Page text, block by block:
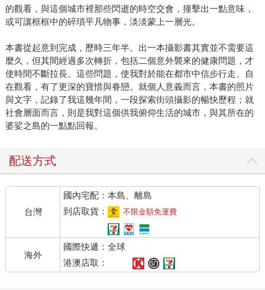
的觀看，與這個城市裡那些閃逝的時空交會，撞擊出一點意味，
或可讓框框中的碎瑣平凡物事，淡淡蒙上一層光。
本書從起意到完成，歷時三年半。出一本攝影書其實並不需要這
麼久，但其間經過多次轉折，包括二個意外襲來的健康問題，才
使時間不斷拉長。這些問題，使我對於能在都市中信步行走、自
在觀看，有了更深的寶惜與眷戀。就個人意義而言，本書的照片
與文字，記錄了我這幾年間，一段探索街頭攝影的暢快歷程；就
社會層面而言，則是我對這個供我俯仰生活的城市，與其所在的
婆娑之島的一點點回報。
配送方式
台灣
國內宅配：本島、離島
到店取貨：
不限金額免運費
海外
國際快遞：全球
港澳店取：